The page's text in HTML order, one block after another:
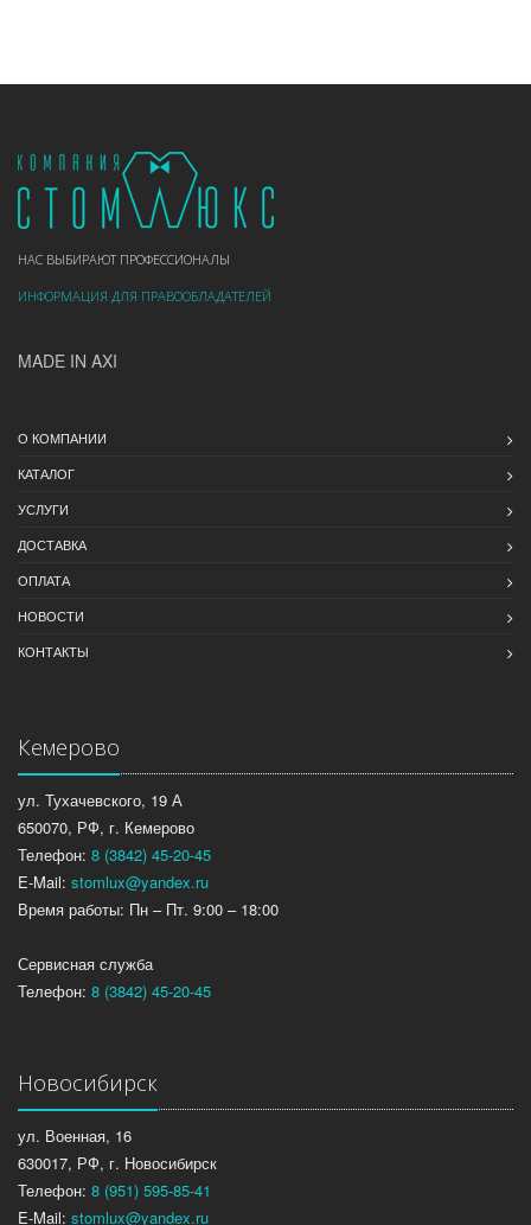
НАС ВЫБИРАЮТ ПРОФЕССИОНАЛЫ
ИНФОРМАЦИЯ ДЛЯ ПРАВООБЛАДАТЕЛЕЙ
MADE IN AXI
О КОМПАНИИ
КАТАЛОГ
УСЛУГИ
ДОСТАВКА
ОПЛАТА
НОВОСТИ
КОНТАКТЫ
Кемерово
ул. Тухачевского, 19 А
650070, РФ, г. Кемерово
Телефон: 8 (3842) 45-20-45
E-Mail: stomlux@yandex.ru
Время работы: Пн – Пт. 9:00 – 18:00
Сервисная служба
Телефон: 8 (3842) 45-20-45
Новосибирск
ул. Военная, 16
630017, РФ, г. Новосибирск
Телефон: 8 (951) 595-85-41
E-Mail: stomlux@yandex.ru